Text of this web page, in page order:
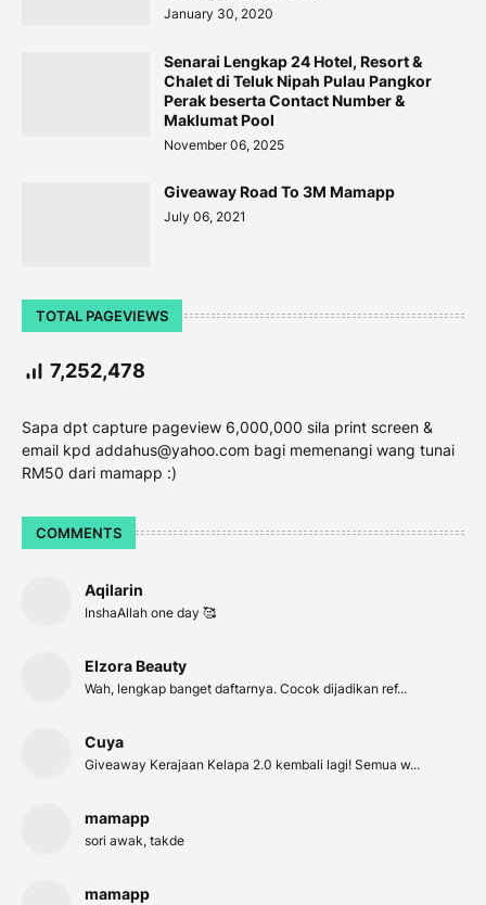
January 30, 2020
Senarai Lengkap 24 Hotel, Resort &
Chalet di Teluk Nipah Pulau Pangkor
Perak beserta Contact Number &
Maklumat Pool
November 06, 2025
Giveaway Road To 3M Mamapp
July 06, 2021
TOTAL PAGEVIEWS
7,252,478
Sapa dpt capture pageview 6,000,000 sila print screen &
email kpd addahus@yahoo.com bagi memenangi wang tunai
RM50 dari mamapp :)
COMMENTS
Aqilarin
InshaAllah one day 🥰
Elzora Beauty
Wah, lengkap banget daftarnya. Cocok dijadikan ref...
Cuya
Giveaway Kerajaan Kelapa 2.0 kembali lagi! Semua w...
mamapp
sori awak, takde
mamapp